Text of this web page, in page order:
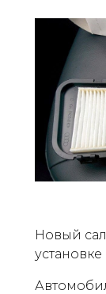
Новый
установке